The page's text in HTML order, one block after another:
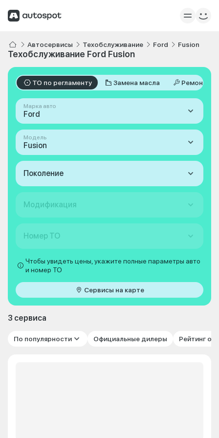
Автосервисы Техобслуживание Ford Fusion
Техобслуживание Ford Fusion
ТО по регламенту Замена масла Ремонт
Марка авто
Ford
Модель
Fusion
Поколение
Модификация
Номер ТО
Чтобы увидеть цены, укажите полные параметры авто
и номер ТО
Сервисы на карте
3 сервиса
По популярности Официальные дилеры Рейтинг